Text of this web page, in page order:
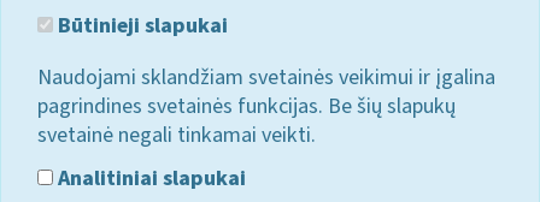
Būtinieji slapukai
Naudojami sklandžiam svetainės veikimui ir įgalina
pagrindines svetainės funkcijas. Be šių slapukų
svetainė negali tinkamai veikti.
Analitiniai slapukai